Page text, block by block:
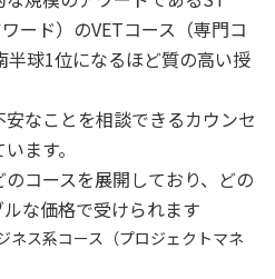
ード）のVETコース（専門コ
半球1位になるほど質の高い授
なことを相談できるカウンセ
ます。
コースを展開しており、どの
な価格で受けられます
ス系コース（プロジェクトマネ